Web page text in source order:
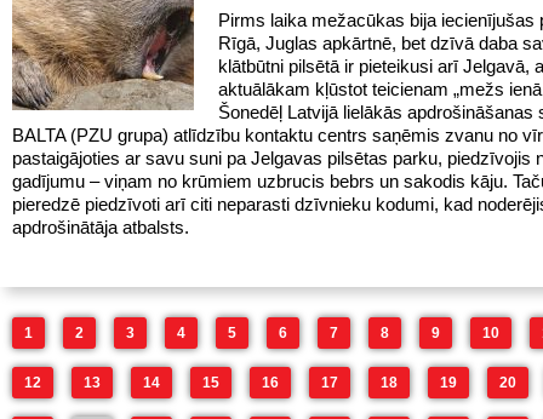
Pirms laika mežacūkas bija iecienījušas
Rīgā, Juglas apkārtnē, bet dzīvā daba
klātbūtni pilsētā ir pieteikusi arī Jelgavā,
aktuālākam kļūstot teicienam „mežs
Šonedēļ Latvijā lielākās apdrošināšanas
BALTA (PZU grupa) atlīdzību kontaktu centrs saņēmis zvanu no
pastaigājoties ar savu suni pa Jelgavas pilsētas parku, piedzīvojis
gadījumu – viņam no krūmiem uzbrucis bebrs un sakodis kāju.
pieredzē piedzīvoti arī citi neparasti dzīvnieku kodumi, kad
apdrošinātāja atbalsts.
1 2 3 4 5 6 7 8 9 10
12 13 14 15 16 17 18 19 20